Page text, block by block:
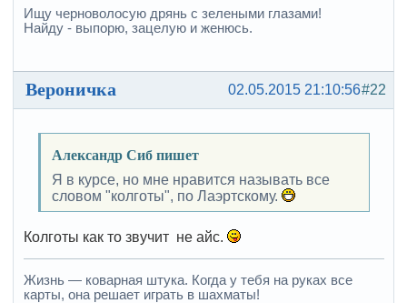
Ищу черноволосую дрянь с зелеными глазами!
Найду - выпорю, зацелую и женюсь.
#22
02.05.2015 21:10:56
Вероничка
Александр Сиб пишет
Я в курсе, но мне нравится называть все
словом "колготы", по Лаэртскому.
Колготы как то звучит не айс.
Жизнь — коварная штука. Когда у тебя на руках все
карты, она решает играть в шахматы!